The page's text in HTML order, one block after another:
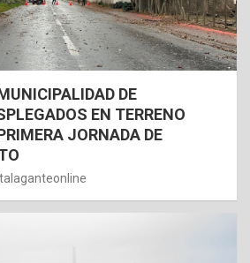
DE
EN TERRENO
JORNADA DE